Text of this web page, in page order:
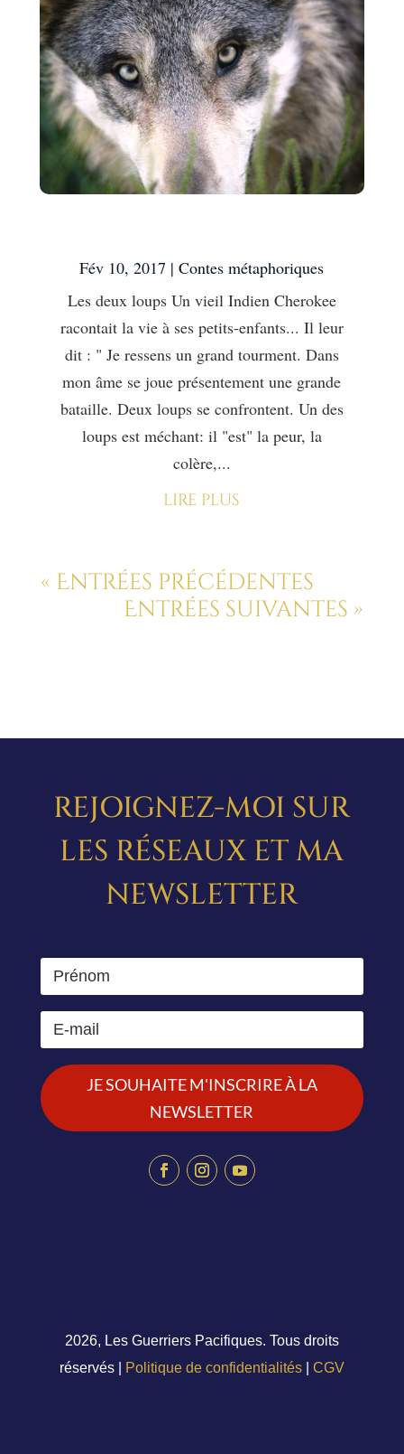
Fév 10, 2017 |Contes métaphoriques
Les deux loups Un vieil Indien Cherokee
racontait la vie à ses petits-enfants... Il leur
dit : " Je ressens un grand tourment. Dans
mon âme se joue présentement une grande
bataille. Deux loups se confrontent. Un des
loups est méchant: il "est" la peur, la
colère,...
lire plus
« Entrées précédentes
Entrées suivantes »
REJOIGNEZ-MOI SUR
LES RÉSEAUX ET MA
NEWSLETTER
JE SOUHAITE M'INSCRIRE À LA
NEWSLETTER
2026, Les Guerriers Pacifiques. Tous droits
réservés |
Politique de confidentialités| CGV